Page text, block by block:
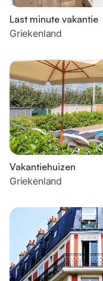
Last minute vakantie
Griekenland
Vakantiehuizen
Griekenland